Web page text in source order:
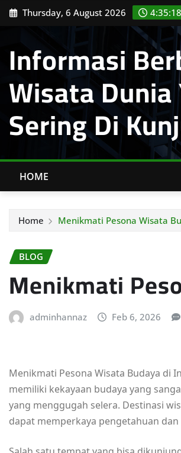
Skip Thursday, 6 August 2026
Informasi
Wisata Dunia
Sering Di
HOME
Home Menikmati Pesona Wisata
BLOG
Menikmati
adminhannaz Feb 6, 2026
Menikmati Pesona Wisata Budaya di
memiliki kekayaan budaya yang
yang menggugah selera. Destinasi
dapat memperkaya pengetahuan